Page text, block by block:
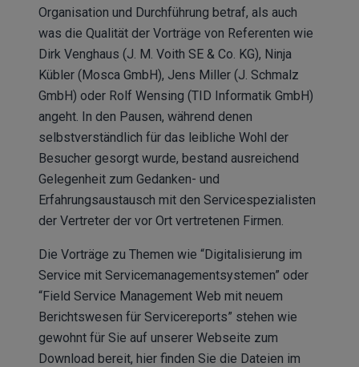
Organisation und Durchführung betraf, als auch
was die Qualität der Vorträge von Referenten wie
Dirk Venghaus (J. M. Voith SE & Co. KG), Ninja
Kübler (Mosca GmbH), Jens Miller (J. Schmalz
GmbH) oder Rolf Wensing (TID Informatik GmbH)
angeht. In den Pausen, während denen
selbstverständlich für das leibliche Wohl der
Besucher gesorgt wurde, bestand ausreichend
Gelegenheit zum Gedanken- und
Erfahrungsaustausch mit den Servicespezialisten
der Vertreter der vor Ort vertretenen Firmen.
Die Vorträge zu Themen wie “Digitalisierung im
Service mit Servicemanagementsystemen” oder
“Field Service Management Web mit neuem
Berichtswesen für Servicereports” stehen wie
gewohnt für Sie auf unserer Webseite zum
Download bereit, hier finden Sie die Dateien im